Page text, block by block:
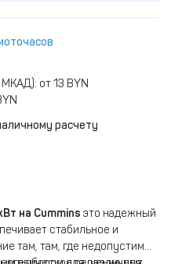
от 13 BYN
расчету
на Cummins это надежный
стабильное и
там, там, где недопустим